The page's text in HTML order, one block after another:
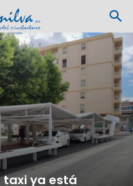
taxi ya está